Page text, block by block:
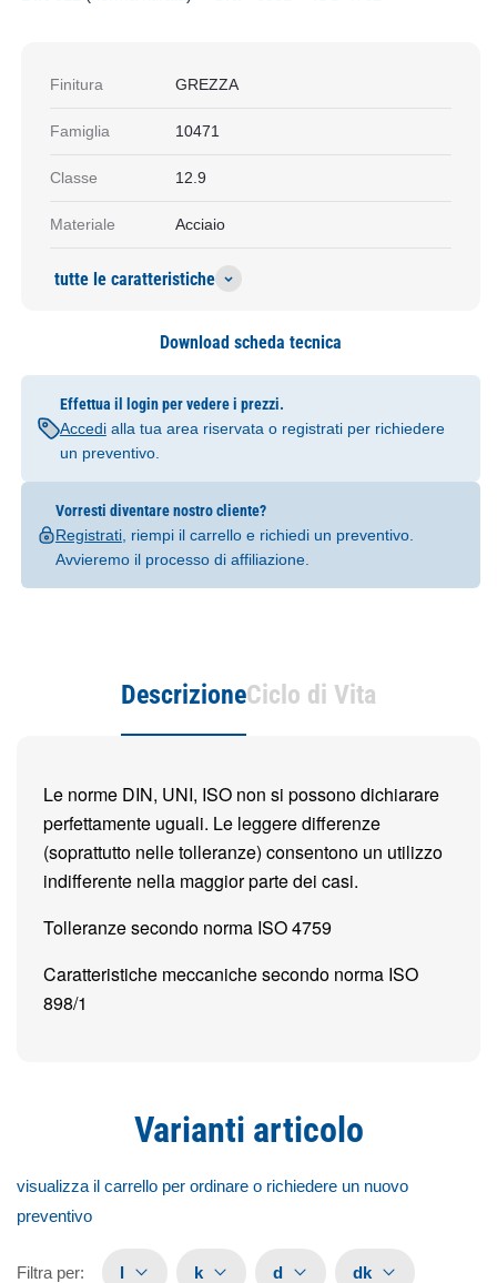
Finitura GREZZA
Famiglia 10471
Classe 12.9
Materiale Acciaio
tutte le caratteristiche
Download scheda tecnica
Effettua il login per vedere i prezzi.
Accedialla tua area riservata o registrati per richiedere
un preventivo.
Vorresti diventare nostro cliente?
Registrati, riempi il carrello e richiedi un preventivo.
Avvieremo il processo di affiliazione.
DescrizioneCiclo di Vita
Le norme DIN, UNI, ISO non si possono dichiarare
perfettamente uguali. Le leggere differenze
(soprattutto nelle tolleranze) consentono un utilizzo
indifferente nella maggior parte dei casi.
Tolleranze secondo norma ISO 4759
Caratteristiche meccaniche secondo norma ISO
898/1
Varianti articolo
visualizza il carrello per ordinare o richiedere un nuovo
preventivo
Filtra per: l k d dk